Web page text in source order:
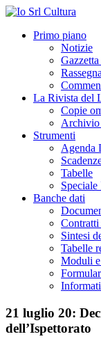
Primo piano
Notizie
La Rivista del
Copie
Archivio
Strumenti
Agenda
Tabelle
Banche dati
Sintesi
Tabelle
Moduli
21 luglio 20:
dell’Ispettorato